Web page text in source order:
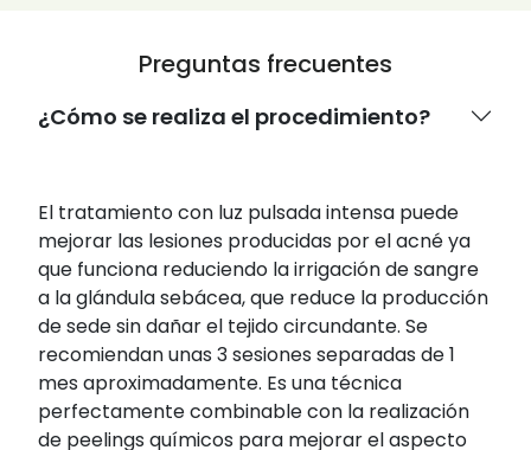
Preguntas frecuentes
¿Cómo se realiza el procedimiento?
El tratamiento con luz pulsada intensa puede
mejorar las lesiones producidas por el acné ya
que funciona reduciendo la irrigación de sangre
a la glándula sebácea, que reduce la producción
de sede sin dañar el tejido circundante. Se
recomiendan unas 3 sesiones separadas de 1
mes aproximadamente. Es una técnica
perfectamente combinable con la realización
de peelings químicos para mejorar el aspecto